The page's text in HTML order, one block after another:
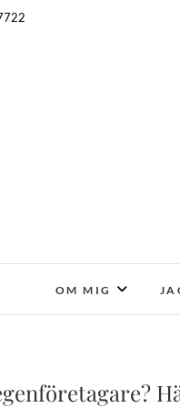
OM MIG